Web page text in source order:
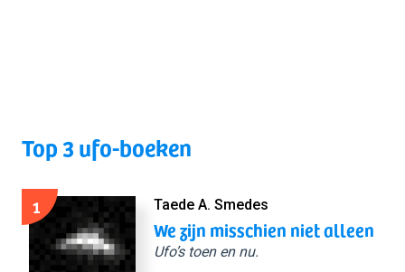
Top 3 ufo-boeken
1 Taede A. Smedes
We zijn misschien niet alleen
Ufo’s toen en nu.